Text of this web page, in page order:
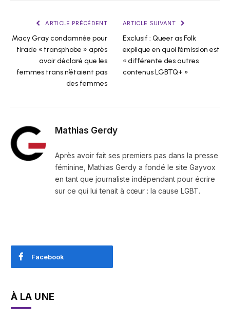
ARTICLE PRÉCÉDENT
Macy Gray condamnée pour
tirade « transphobe » après
avoir déclaré que les
femmes trans n’étaient pas
des femmes
ARTICLE SUIVANT
Exclusif : Queer as Folk
explique en quoi l’émission est
« différente des autres
contenus LGBTQ+ »
Mathias Gerdy
Après avoir fait ses premiers pas dans la presse
féminine, Mathias Gerdy a fondé le site Gayvox
en tant que journaliste indépendant pour écrire
sur ce qui lui tenait à cœur : la cause LGBT.
Facebook
À LA UNE